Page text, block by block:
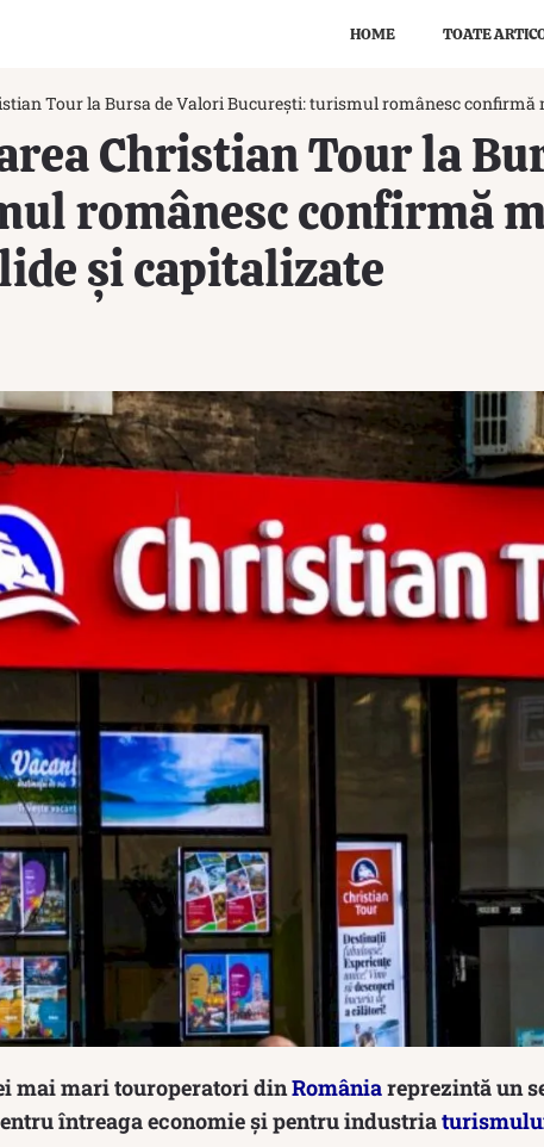
HOME TOATE
Tour la Bursa de Valori București: turismul românesc confirmă
Christian Tour la
românesc confirmă
și capitalizate
mai mari touroperatori dinRomâniareprezintă un
întreaga economie și pentru industria